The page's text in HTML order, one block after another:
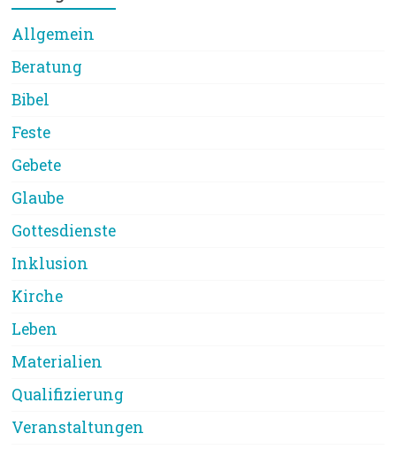
Allgemein
Beratung
Bibel
Feste
Gebete
Glaube
Gottesdienste
Inklusion
Kirche
Leben
Materialien
Qualifizierung
Veranstaltungen